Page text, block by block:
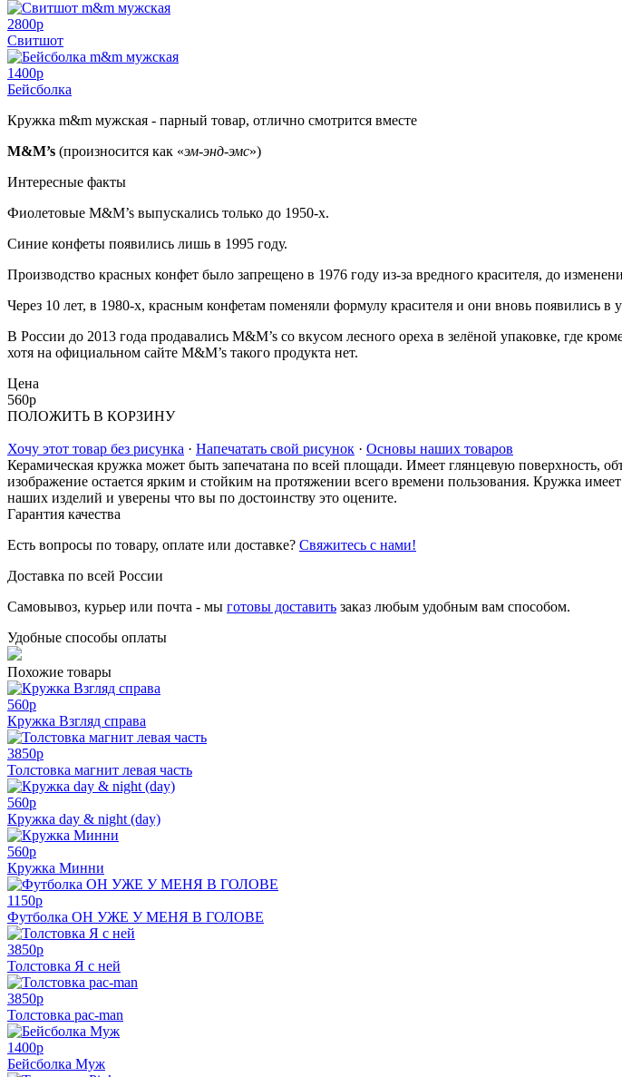
2800p
Свитшот
1400p
Бейсболка
Кружка m&m мужская - парный товар, отлично смотрится вместе
M&M’s (произносится как «эм-энд-эмс»)
Интересные факты
Фиолетовые M&M’s выпускались только до 1950-х.
Синие конфеты появились лишь в 1995 году.
Производство красных конфет было запрещено в 1976 году из-за вредного красителя, до
Через 10 лет, в 1980-х, красным конфетам поменяли формулу красителя и они вновь появились в
В России до 2013 года продавались M&M’s со вкусом лесного ореха в зелёной упаковке, где
хотя на официальном сайте M&M’s такого продукта нет.
Цена
560p
ПОЛОЖИТЬ В КОРЗИНУ
Хочу этот товар без рисунка · Напечатать свой рисунок · Основы наших товаров
Керамическая кружка может быть запечатана по всей площади. Имеет глянцевую поверхность,
изображение остается ярким и стойким на протяжении всего времени пользования. Кружка
наших изделий и уверены что вы по достоинству это оцените.
Гарантия качества
Есть вопросы по товару, оплате или доставке? Свяжитесь с нами!
Доставка по всей России
Самовывоз, курьер или почта - мы готовы доставить заказ любым удобным вам способом.
Удобные способы оплаты
Похожие товары
560p
Кружка Взгляд справа
3850p
Толстовка магнит левая часть
560p
Кружка day & night (day)
560p
Кружка Минни
1150p
Футболка ОН УЖЕ У МЕНЯ В ГОЛОВЕ
3850p
Толстовка Я с ней
3850p
Толстовка pac-man
1400p
Бейсболка Муж